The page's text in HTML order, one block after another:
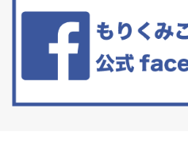
リーブオイルorごま油をたらす。